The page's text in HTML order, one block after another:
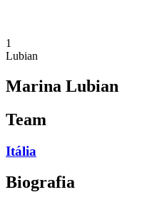
1
Lubian
Marina Lubian
Team
Itália
Biografia